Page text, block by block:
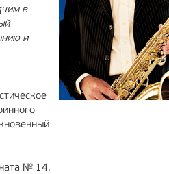
в
и
№ 14,